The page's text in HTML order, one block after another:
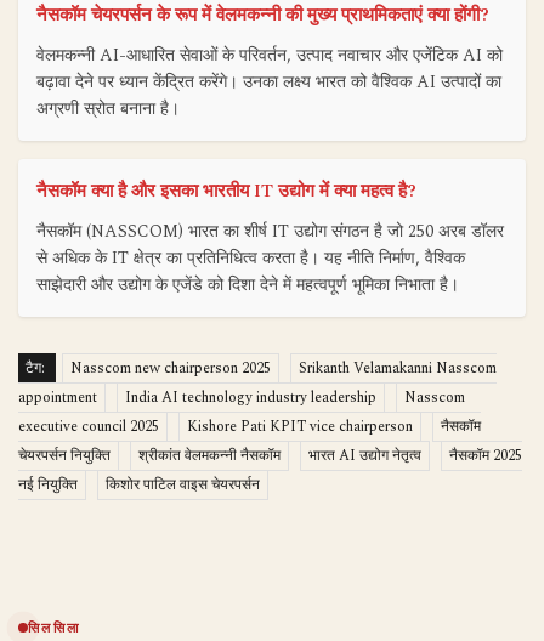
नैसकॉम चेयरपर्सन के रूप में वेलमकन्नी की मुख्य प्राथमिकताएं क्या होंगी?
वेलमकन्नी AI-आधारित सेवाओं के परिवर्तन, उत्पाद नवाचार और एजेंटिक AI को
बढ़ावा देने पर ध्यान केंद्रित करेंगे। उनका लक्ष्य भारत को वैश्विक AI उत्पादों का
अग्रणी स्रोत बनाना है।
नैसकॉम क्या है और इसका भारतीय IT उद्योग में क्या महत्व है?
नैसकॉम (NASSCOM) भारत का शीर्ष IT उद्योग संगठन है जो 250 अरब डॉलर
से अधिक के IT क्षेत्र का प्रतिनिधित्व करता है। यह नीति निर्माण, वैश्विक
साझेदारी और उद्योग के एजेंडे को दिशा देने में महत्वपूर्ण भूमिका निभाता है।
टैग: Nasscom new chairperson 2025
Srikanth Velamakanni Nasscom
appointment
India AI technology industry leadership
Nasscom
executive council 2025
Kishore Pati KPIT vice chairperson
नैसकॉम
चेयरपर्सन नियुक्ति
श्रीकांत वेलमकन्नी नैसकॉम भारत AI उद्योग नेतृत्व
नैसकॉम 2025
नई नियुक्ति
किशोर पाटिल वाइस चेयरपर्सन
सिलसिला